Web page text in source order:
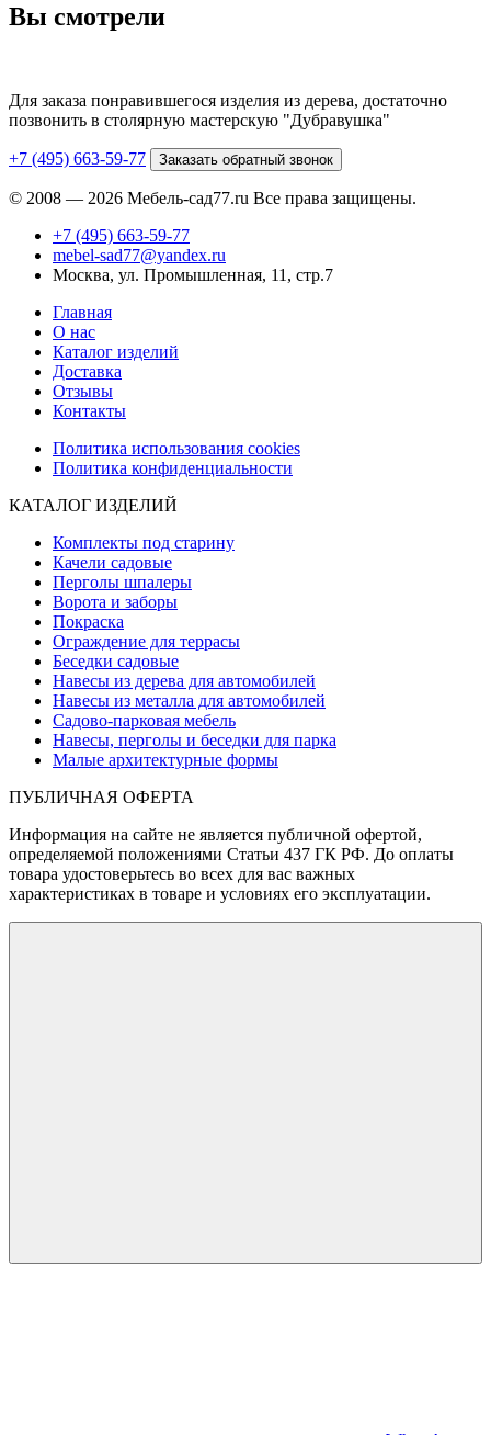
Вы смотрели
Для заказа понравившегося изделия из дерева, достаточно
позвонить в столярную мастерскую "Дубравушка"
+7 (495) 663-59-77 Заказать обратный звонок
© 2008 — 2026 Мебель-сад77.ru Все права защищены.
+7 (495) 663-59-77
mebel-sad77@yandex.ru
Москва, ул. Промышленная, 11, стр.7
Главная
О нас
Каталог изделий
Доставка
Отзывы
Контакты
Политика использования cookies
Политика конфиденциальности
КАТАЛОГ ИЗДЕЛИЙ
Комплекты под старину
Качели садовые
Перголы шпалеры
Ворота и заборы
Покраска
Ограждение для террасы
Беседки садовые
Навесы из дерева для автомобилей
Навесы из металла для автомобилей
Садово-парковая мебель
Навесы, перголы и беседки для парка
Малые архитектурные формы
ПУБЛИЧНАЯ ОФЕРТА
Информация на сайте не является публичной офертой,
определяемой положениями Статьи 437 ГК РФ. До оплаты
товара удостоверьтесь во всех для вас важных
характеристиках в товаре и условиях его эксплуатации.